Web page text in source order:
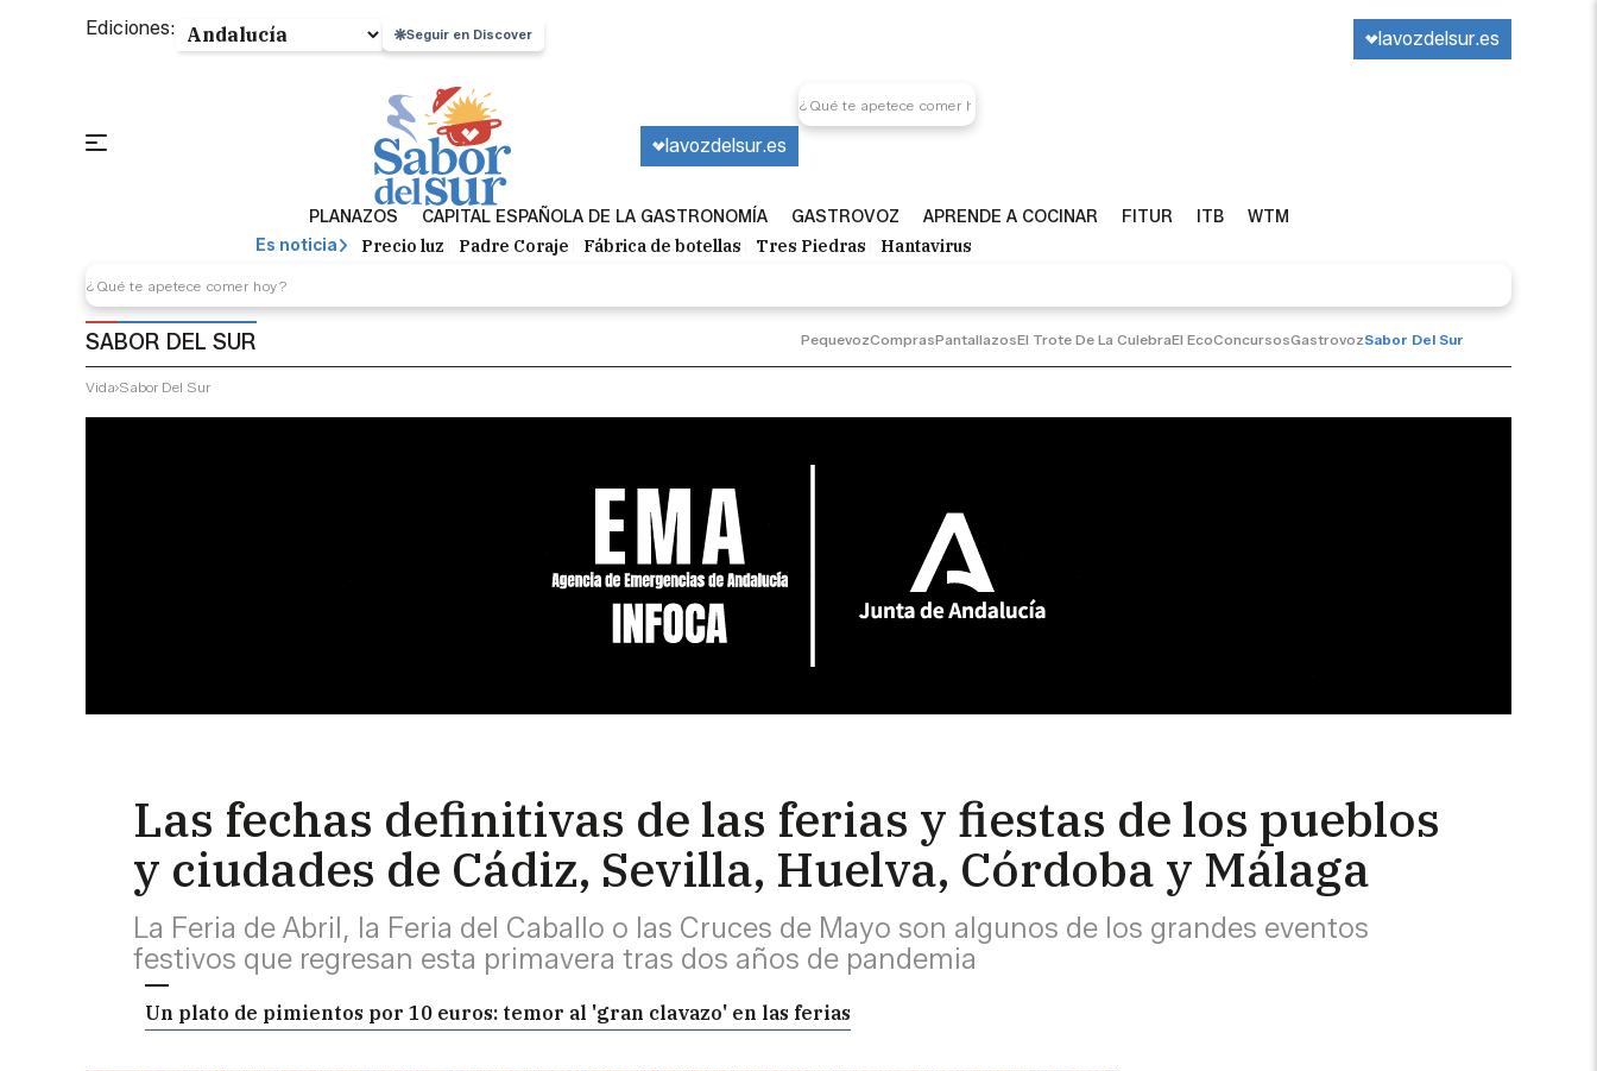
Ediciones: Seguir en Discover lavozdelsur.es
lavozdelsur.es
PLANAZOS CAPITAL ESPAÑOLA DE LA GASTRONOMÍA GASTROVOZ APRENDE A COCINAR FITUR ITB
WTM
Es noticia
Precio luz Padre Coraje Fábrica de botellas Tres Piedras Hantavirus
SABOR DEL SUR PequevozComprasPantallazosEl Trote De La CulebraEl EcoConcursosGastrovozSabor Del Sur
Vida Sabor Del Sur
Las fechas definitivas de las ferias y fiestas de los pueblos
y ciudades de Cádiz, Sevilla, Huelva, Córdoba y Málaga
La Feria de Abril, la Feria del Caballo o las Cruces de Mayo son algunos de los grandes eventos
festivos que regresan esta primavera tras dos años de pandemia
Un plato de pimientos por 10 euros: temor al 'gran clavazo' en las ferias